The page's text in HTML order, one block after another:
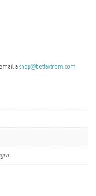
ashop@bettaxtrem.com